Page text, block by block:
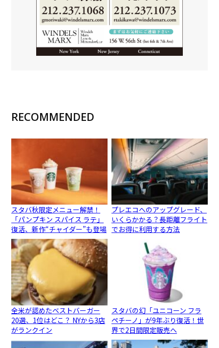
RECOMMENDED
スタバ秋限定メニュー解禁！
「パンプキン スパイス ラテ」
復活、新作“チャイダー”も登場
プレエコへのアップグレード、
いくらかかる？長距離フライト
でお得に利用する方法
全米が認めたベストバーガー
20選、1位はどこ？ NYから3店
がランクイン
スタバの幻「ユニコーン フラ
ペチーノ」が9年ぶり復活！世
界で2日間限定販売へ